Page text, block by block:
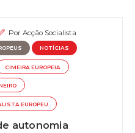
PorAcção Socialista
NOTÍCIAS
CIMEIRA EUROPEIA
EUROPEU
autonomia